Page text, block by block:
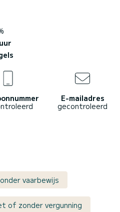
E-mailadres
gecontroleerd
vaarbewijs
of zonder vergunning